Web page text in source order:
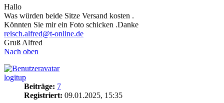
Hallo
Was würden beide Sitze Versand kosten .
Könnten Sie mir ein Foto schicken .Danke
reisch.alfred@t-online.de
Gruß Alfred
Nach oben
logitup
Beiträge: 7
Registriert: 09.01.2025, 15:35